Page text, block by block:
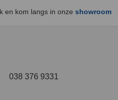
en kom langs in onze showroom
038 376 9331